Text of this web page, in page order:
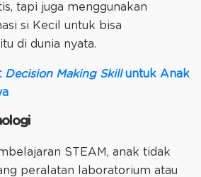
tapi juga menggunakan
si Kecil untuk bisa
di dunia nyata.
Decision Making Skilluntuk Anak
STEAM, anak tidak
peralatan laboratorium atau